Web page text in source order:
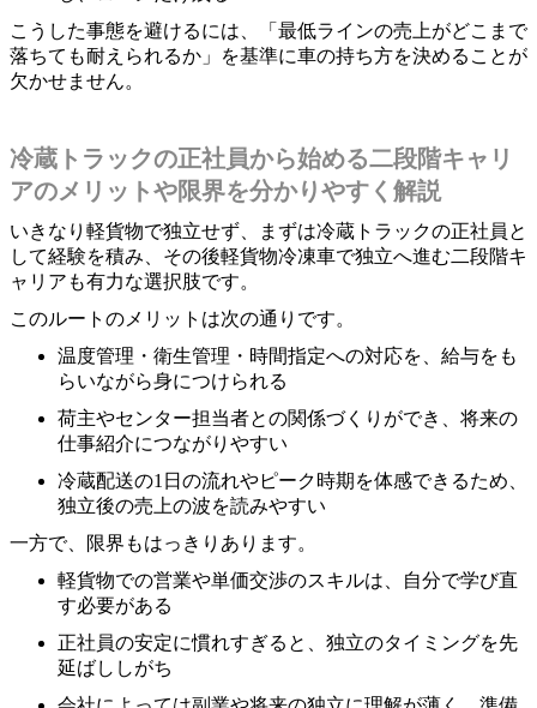
こうした事態を避けるには、「最低ラインの売上がどこまで
落ちても耐えられるか」を基準に車の持ち方を決めることが
欠かせません。
冷蔵トラックの正社員から始める二段階キャリ
アのメリットや限界を分かりやすく解説
いきなり軽貨物で独立せず、まずは冷蔵トラックの正社員と
して経験を積み、その後軽貨物冷凍車で独立へ進む二段階キ
ャリアも有力な選択肢です。
このルートのメリットは次の通りです。
温度管理・衛生管理・時間指定への対応を、給与をも
らいながら身につけられる
荷主やセンター担当者との関係づくりができ、将来の
仕事紹介につながりやすい
冷蔵配送の1日の流れやピーク時期を体感できるため、
独立後の売上の波を読みやすい
一方で、限界もはっきりあります。
軽貨物での営業や単価交渉のスキルは、自分で学び直
す必要がある
正社員の安定に慣れすぎると、独立のタイミングを先
延ばししがち